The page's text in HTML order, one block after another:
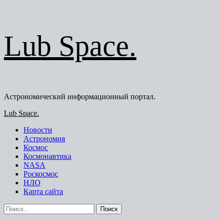
содержимому
Lub Space.
Астрономический информационный портал.
Основное
Lub Space.
Новости
Астрономия
Космос
Космонавтика
NASA
Роскосмос
НЛО
Карта сайта
Найти: